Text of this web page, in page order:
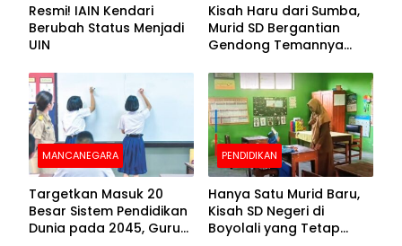
Resmi! IAIN Kendari
Berubah Status Menjadi
UIN
Kisah Haru dari Sumba,
Murid SD Bergantian
Gendong Temannya
Sekolah
MANCANEGARA
Targetkan Masuk 20
Besar Sistem Pendidikan
Dunia pada 2045, Guru
PENDIDIKAN
Hanya Satu Murid Baru,
Kisah SD Negeri di
Boyolali yang Tetap